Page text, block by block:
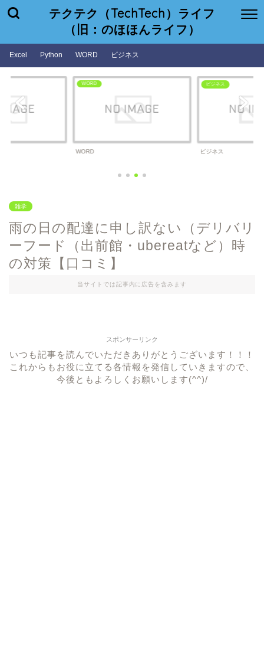
テクテク（TechTech）ライフ
（旧：のほほんライフ）
Excel Python WORD ビジネス
WORD
WORD
ビジネス
ビジネス
雑学
雨の日の配達に申し訳ない（デリバリ
ーフード（出前館・ubereatなど）時
の対策【口コミ】
当サイトでは記事内に広告を含みます
スポンサーリンク
いつも記事を読んでいただきありがとうございます！！！
これからもお役に立てる各情報を発信していきますので、
今後ともよろしくお願いします(^^)/